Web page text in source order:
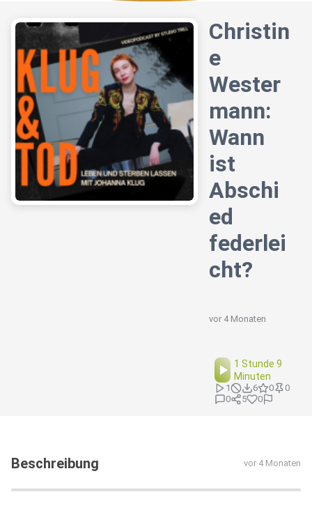
Christin
e
Wester
mann:
Wann
ist
Abschi
ed
federlei
cht?
vor 4 Monaten
1 Stunde 9
Minuten
1 6 0
0
0
5 0
Beschreibung vor 4 Monaten